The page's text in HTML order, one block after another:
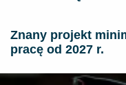
Znany projekt
pracę od 2027 r.